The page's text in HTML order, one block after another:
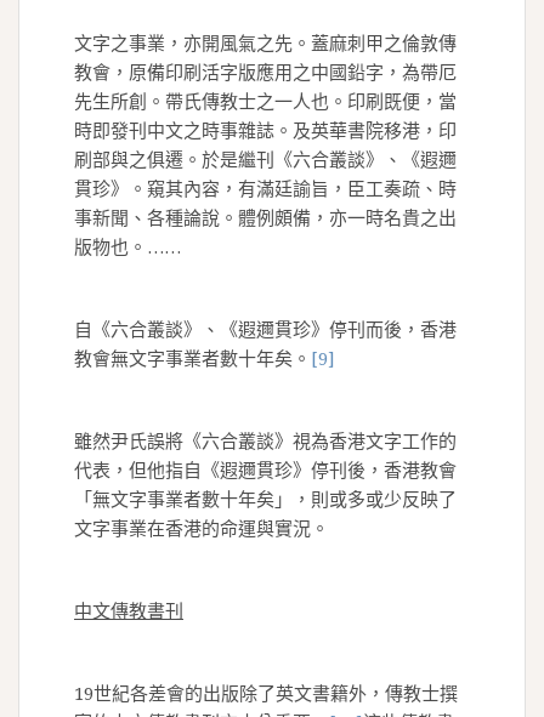
文字之事業，亦開風氣之先。蓋麻刺甲之倫敦傳
教會，原備印刷活字版應用之中國鉛字，為帶厄
先生所創。帶氏傳教士之一人也。印刷既便，當
時即發刊中文之時事雜誌。及英華書院移港，印
刷部與之俱遷。於是繼刊《六合叢談》、《遐邇
貫珍》。窺其內容，有滿廷諭旨，臣工奏疏、時
事新聞、各種論說。體例頗備，亦一時名貴之出
版物也。……
自《六合叢談》、《遐邇貫珍》停刊而後，香港
教會無文字事業者數十年矣。 [9]
雖然尹氏誤將《六合叢談》視為香港文字工作的
代表，但他指自《遐邇貫珍》停刊後，香港教會
「無文字事業者數十年矣」，則或多或少反映了
文字事業在香港的命運與實況。
中文傳教書刊
19世紀各差會的出版除了英文書籍外，傳教士撰